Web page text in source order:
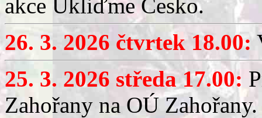
akce Ukliďme Česko.
26. 3. 2026 čtvrtek 18.00:
25. 3. 2026 středa 17.00:
Zahořany na OÚ Zahořany.